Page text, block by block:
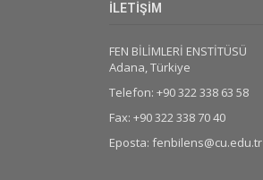
İLETİŞİM
FEN BİLİMLERİ ENSTİTÜSÜ
Adana, Türkiye
Telefon: +90 322 338 63 58
Fax: +90 322 338 70 40
Eposta: fenbilens@cu.edu.tr